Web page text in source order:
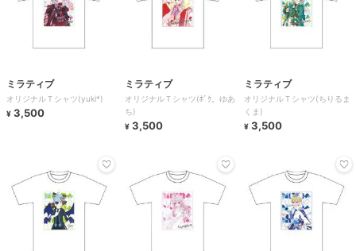
ミラティブ
オリジナルＴシャツ(yuki*)
¥ 3,500
ミラティブ
オリジナルＴシャツ(ﾎﾞｸ。ゆあ
ち)
¥ 3,500
ミラティブ
オリジナルＴシャツ(ちりるま
くま)
¥ 3,500